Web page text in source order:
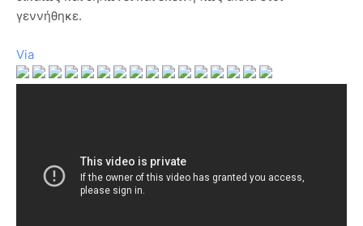
γεννήθηκε.
Via